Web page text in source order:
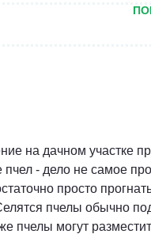
на дачном участке
пчел - дело не самое
просто
пчелы обычно
пчелы могут